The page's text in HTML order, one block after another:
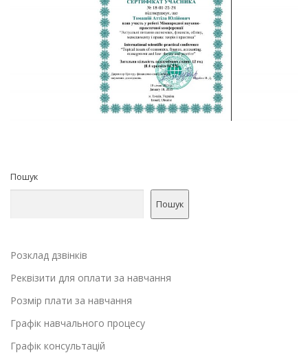
Пошук
Пошук
Розклад дзвінків
Реквізити для оплати за навчання
Розмір плати за навчання
Графік навчального процесу
Графік консультацій